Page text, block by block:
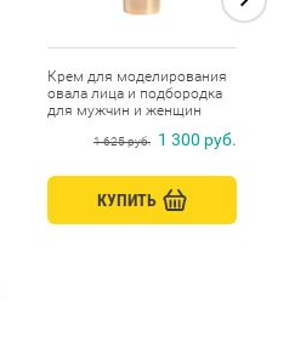
Крем для моделирования
овала лица и подбородка
для мужчин и женщин
1 625 руб. 1 300 руб.
КУПИТЬ